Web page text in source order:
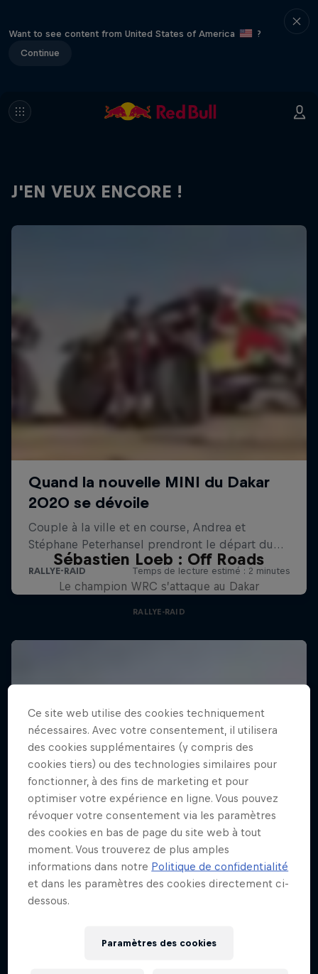
Want to see content from United States of America
?
Continue
J'EN VEUX ENCORE !
Sébastien Loeb : Off Roads
Le champion WRC s’attaque au Dakar
RALLYE-RAID
Ce site web utilise des cookies techniquement
nécessaires. Avec votre consentement, il utilisera
des cookies supplémentaires (y compris des
cookies tiers) ou des technologies similaires pour
fonctionner, à des fins de marketing et pour
optimiser votre expérience en ligne. Vous pouvez
révoquer votre consentement via les paramètres
des cookies en bas de page du site web à tout
moment. Vous trouverez de plus amples
informations dans notre Politique de confidentialité
et dans les paramètres des cookies directement ci-
dessous.
Paramètres des cookies